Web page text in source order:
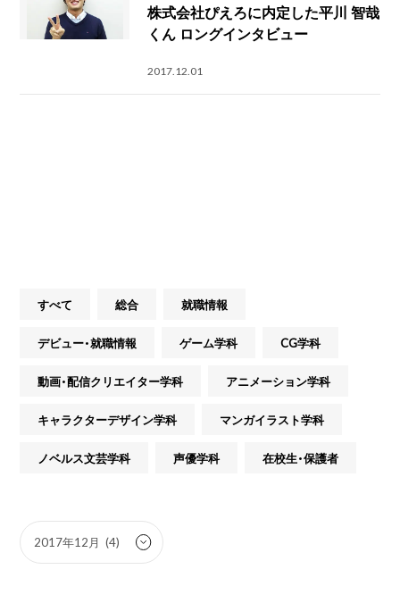
株式会社ぴえろに内定した平川 智哉
くん ロングインタビュー
2017.12.01
すべて 総合 就職情報
デビュー・就職情報 ゲーム学科 CG学科
動画・配信クリエイター学科 アニメーション学科
キャラクターデザイン学科 マンガイラスト学科
ノベルス文芸学科 声優学科 在校生・保護者